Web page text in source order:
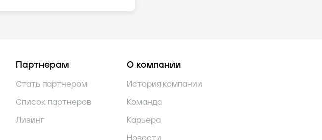
Партнерам
Стать партнером
Список партнеров
Лизинг
О компании
История компании
Команда
Карьера
Новости